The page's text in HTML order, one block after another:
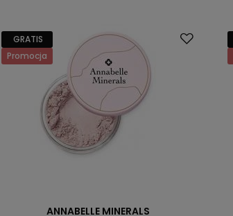
GRATIS
Promocja
ANNABELLE MINERALS